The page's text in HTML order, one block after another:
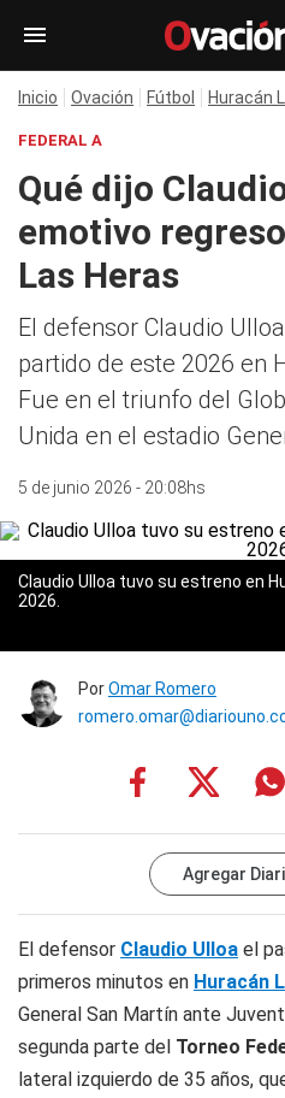
Inicio Ovación Fútbol Huracán
FEDERAL A
Qué dijo
emotivo
Las Heras
El defensor Claudio
partido de este 2026 en
Fue en el triunfo del
Unida en el estadio
5 de junio 2026 - 20:08hs
Claudio Ulloa tuvo su estreno en
2026.
PorOmar Romero
Agregar
El defensor Claudio Ulloa el
primeros minutos en Huracán
General San Martín ante
segunda parte del Torneo
lateral izquierdo de 35 años,